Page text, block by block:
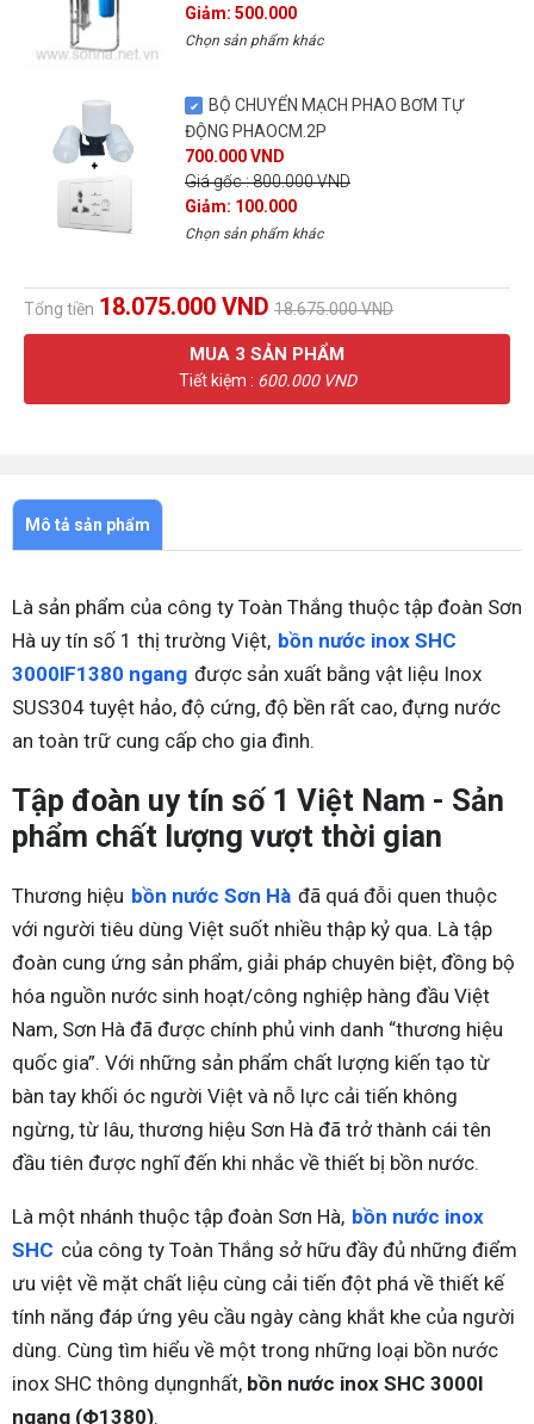
Giảm: 500.000
Chọn sản phẩm khác
BỘ CHUYỂN MẠCH PHAO BƠM TỰ
ĐỘNG PHAOCM.2P
700.000 VND
Giá gốc : 800.000 VND
Giảm: 100.000
Chọn sản phẩm khác
Tổng tiền 18.075.000 VND 18.675.000 VND
MUA 3 SẢN PHẨM
Tiết kiệm : 600.000 VND
Mô tả sản phẩm
Là sản phẩm của công ty Toàn Thắng thuộc tập đoàn Sơn
Hà uy tín số 1 thị trường Việt, bồn nước inox SHC
3000lF1380 ngang được sản xuất bằng vật liệu Inox
SUS304 tuyệt hảo, độ cứng, độ bền rất cao, đựng nước
an toàn trữ cung cấp cho gia đình.
Tập đoàn uy tín số 1 Việt Nam - Sản
phẩm chất lượng vượt thời gian
Thương hiệu bồn nước Sơn Hà đã quá đỗi quen thuộc
với người tiêu dùng Việt suốt nhiều thập kỷ qua. Là tập
đoàn cung ứng sản phẩm, giải pháp chuyên biệt, đồng bộ
hóa nguồn nước sinh hoạt/công nghiệp hàng đầu Việt
Nam, Sơn Hà đã được chính phủ vinh danh “thương hiệu
quốc gia”. Với những sản phẩm chất lượng kiến tạo từ
bàn tay khối óc người Việt và nỗ lực cải tiến không
ngừng, từ lâu, thương hiệu Sơn Hà đã trở thành cái tên
đầu tiên được nghĩ đến khi nhắc về thiết bị bồn nước.
Là một nhánh thuộc tập đoàn Sơn Hà, bồn nước inox
SHC của công ty Toàn Thắng sở hữu đầy đủ những điểm
ưu việt về mặt chất liệu cùng cải tiến đột phá về thiết kế
tính năng đáp ứng yêu cầu ngày càng khắt khe của người
dùng. Cùng tìm hiểu về một trong những loại bồn nước
inox SHC thông dụngnhất, bồn nước inox SHC 3000l
ngang (Φ1380).